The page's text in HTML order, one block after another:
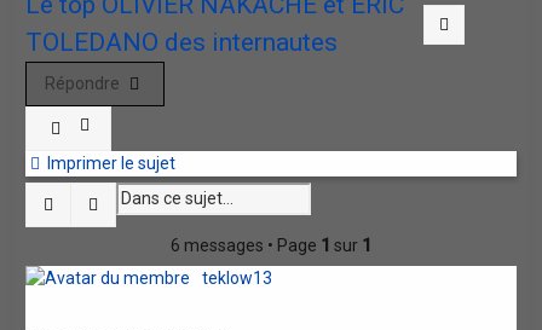
TOLEDANO des internautes
Répondre
Imprimer le sujet
RechercherRecherche avancée
6 messages • Page 1 sur 1
teklow13